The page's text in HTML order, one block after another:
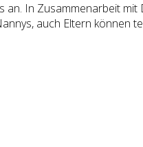
In Zusammenarbeit
auch Eltern können